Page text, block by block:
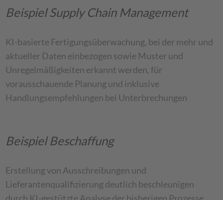
Beispiel Supply Chain Management
KI-basierte Fertigungsüberwachung, bei der mehr und
aktueller Daten einbezogen sowie Muster und
Unregelmäßigkeiten erkannt werden, für
vorausschauende Planung und inklusive
Handlungsempfehlungen bei Unterbrechungen
Beispiel Beschaffung
Erstellung von Ausschreibungen und
Lieferantenqualifizierung deutlich beschleunigen